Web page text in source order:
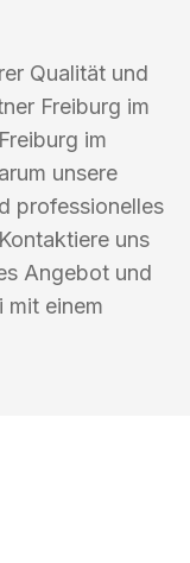
Qualität und
Freiburg im
im
unsere
professionelles
uns
Angebot und
mit einem